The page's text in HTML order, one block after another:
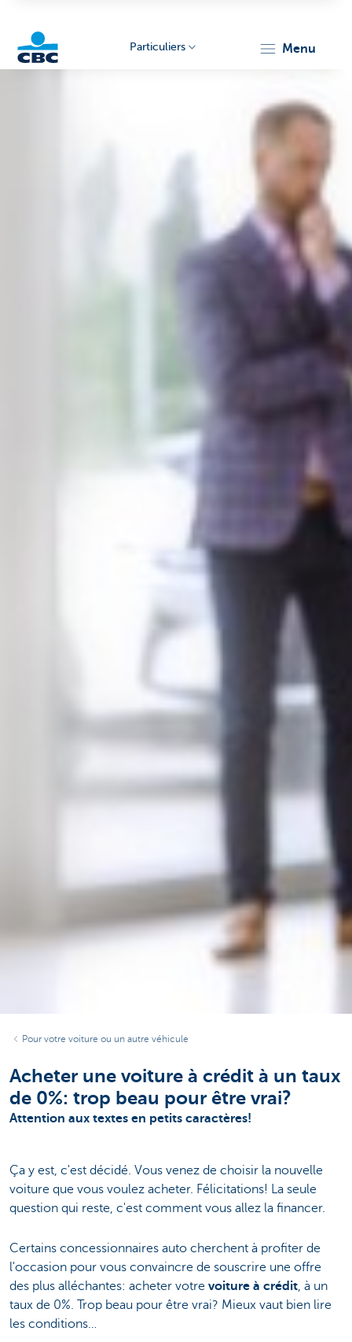
Particuliers menu
Pour votre voiture ou un autre véhicule
Acheter une voiture à crédit à un taux
de 0%: trop beau pour être vrai?
Attention aux textes en petits caractères!
Ça y est, c'est décidé. Vous venez de choisir la nouvelle
voiture que vous voulez acheter. Félicitations! La seule
question qui reste, c'est comment vous allez la financer.
Certains concessionnaires auto cherchent à profiter de
l'occasion pour vous convaincre de souscrire une offre
des plus alléchantes: acheter votre voiture à crédit , à un
taux de 0%. Trop beau pour être vrai? Mieux vaut bien lire
les conditions…